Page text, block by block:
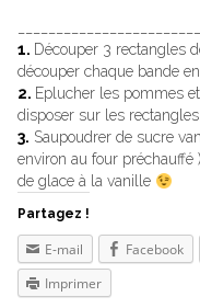
1. Découper 3 rectangles
découper chaque bande
2. Eplucher les pommes
disposer sur les
3. Saupoudrer de sucre
environ au four préchauffé
de glace à la vanille
Partagez !
E-mail Facebook
Imprimer